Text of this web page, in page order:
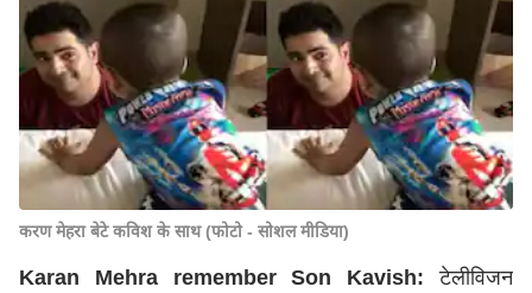
करण मेहरा बेटे कविश के साथ (फोटो - सोशल मीडिया)
Karan Mehra remember Son Kavish: टेलीविजन